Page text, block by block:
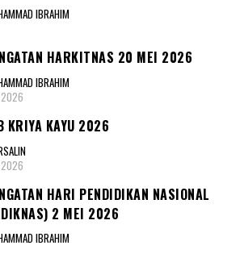
IBRAHIM
HARKITNAS 20 MEI 2026
IBRAHIM
KRIYA KAYU 2026
HARI PENDIDIKAN NASIONAL
2 MEI 2026
IBRAHIM